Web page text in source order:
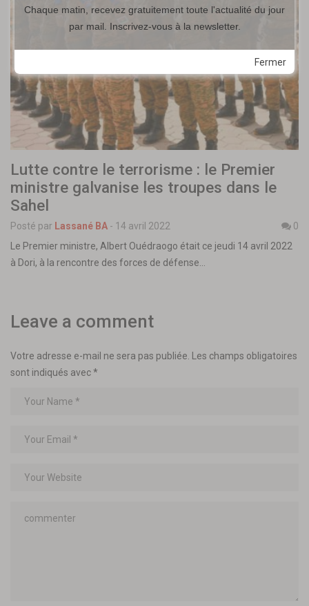
Lutte contre le terrorisme : le Premier
ministre galvanise les troupes dans le
Sahel
Posté par Lassané BA - 14 avril 2022
0
Le Premier ministre, Albert Ouédraogo était ce jeudi 14 avril 2022
à Dori, à la rencontre des forces de défense…
Leave a comment
Votre adresse e-mail ne sera pas publiée.
Les champs obligatoires
sont indiqués avec*
Fermer
Chaque matin, recevez gratuitement toute l'actualité du jour
par mail. Inscrivez-vous à la newsletter.